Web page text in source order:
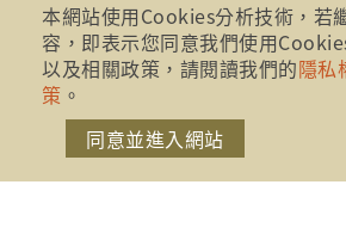
財團法人金融消費評議中心
本網站使用Cookies分析技術，若
容，即表示您同意我們使用
以及相關政策，請閱讀我們的隱私
策 。
同意並進入網站